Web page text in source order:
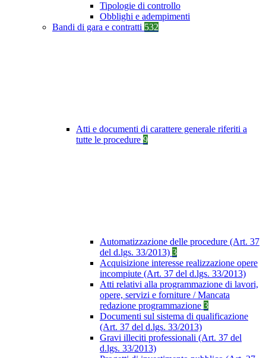
Tipologie di controllo
Obblighi e adempimenti
Bandi di gara e contratti 532
Atti e documenti di carattere generale riferiti a
tutte le procedure 9
Automatizzazione delle procedure (Art. 37
del d.lgs. 33/2013) 3
Acquisizione interesse realizzazione opere
incompiute (Art. 37 del d.lgs. 33/2013)
Atti relativi alla programmazione di lavori,
opere, servizi e forniture / Mancata
redazione programmazione 3
Documenti sul sistema di qualificazione
(Art. 37 del d.lgs. 33/2013)
Gravi illeciti professionali (Art. 37 del
d.lgs. 33/2013)